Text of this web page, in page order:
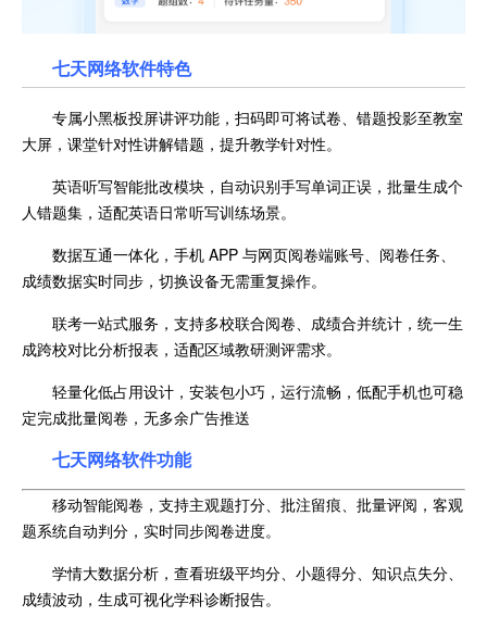
七天网络软件特色
专属小黑板投屏讲评功能，扫码即可将试卷、错题投影至教室
大屏，课堂针对性讲解错题，提升教学针对性。
英语听写智能批改模块，自动识别手写单词正误，批量生成个
人错题集，适配英语日常听写训练场景。
数据互通一体化，手机 APP 与网页阅卷端账号、阅卷任务、
成绩数据实时同步，切换设备无需重复操作。
联考一站式服务，支持多校联合阅卷、成绩合并统计，统一生
成跨校对比分析报表，适配区域教研测评需求。
轻量化低占用设计，安装包小巧，运行流畅，低配手机也可稳
定完成批量阅卷，无多余广告推送
七天网络软件功能
移动智能阅卷，支持主观题打分、批注留痕、批量评阅，客观
题系统自动判分，实时同步阅卷进度。
学情大数据分析，查看班级平均分、小题得分、知识点失分、
成绩波动，生成可视化学科诊断报告。